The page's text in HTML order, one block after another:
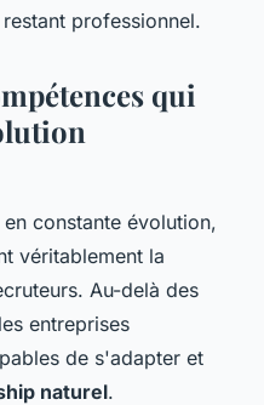
professionnel.
qui
constante évolution,
véritablement la
Au-delà des
entreprises
de s'adapter et
naturel.